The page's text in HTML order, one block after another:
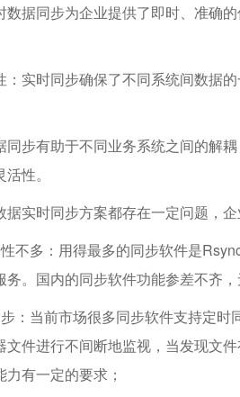
数据同步为企业提供了即时、准确
：实时同步确保了不同系统间数据
同步有助于不同业务系统之间的解
性。
据实时同步方案都存在一定问题，
不多：用得最多的同步软件是
。国内的同步软件功能参差不齐，
：当前市场很多同步软件支持定
文件进行不间断地监视，当发现文
有一定的要求；